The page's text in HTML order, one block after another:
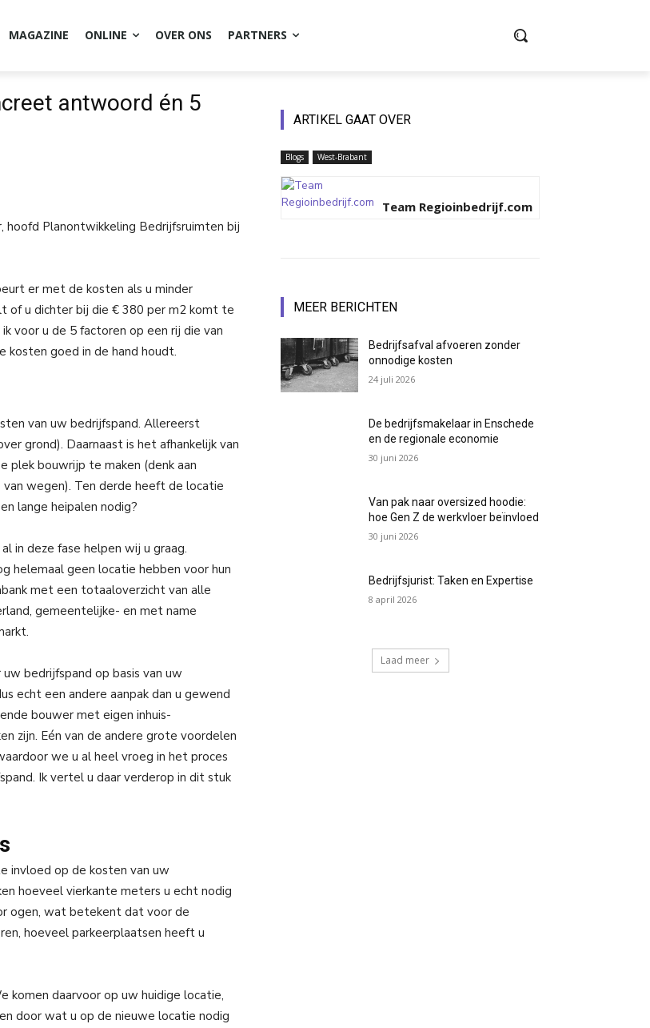
MAGAZINE ONLINE OVER ONS PARTNERS
antwoord én 5
Planontwikkeling Bedrijfsruimten bij
er met de kosten als u minder
of u dichter bij die € 380 per m2 komt te
voor u de 5 factoren op een rij die van
kosten goed in de hand houdt.
van uw bedrijfspand. Allereerst
grond). Daarnaast is het afhankelijk van
plek bouwrijp te maken (denk aan
wegen). Ten derde heeft de locatie
lange heipalen nodig?
in deze fase helpen wij u graag.
helemaal geen locatie hebben voor hun
met een totaaloverzicht van alle
gemeentelijke- en met name
bedrijfspand op basis van uw
echt een andere aanpak dan u gewend
bouwer met eigen inhuis-
zijn. Eén van de andere grote voordelen
we u al heel vroeg in het proces
Ik vertel u daar verderop in dit stuk
invloed op de kosten van uw
hoeveel vierkante meters u echt nodig
ogen, wat betekent dat voor de
hoeveel parkeerplaatsen heeft u
komen daarvoor op uw huidige locatie,
door wat u op de nieuwe locatie nodig
ARTIKEL GAAT OVER
Blogs West-Brabant
Team Regioinbedrijf.com
MEER BERICHTEN
Bedrijfsafval afvoeren zonder
onnodige kosten
24 juli 2026
De bedrijfsmakelaar in Enschede
en de regionale economie
30 juni 2026
Van pak naar oversized hoodie:
hoe Gen Z de werkvloer beïnvloed
30 juni 2026
Bedrijfsjurist: Taken en Expertise
8 april 2026
Laad meer